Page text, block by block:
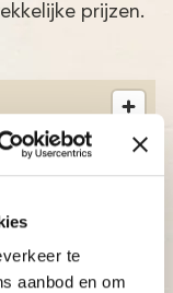
te
aanbod en om
prijzen.